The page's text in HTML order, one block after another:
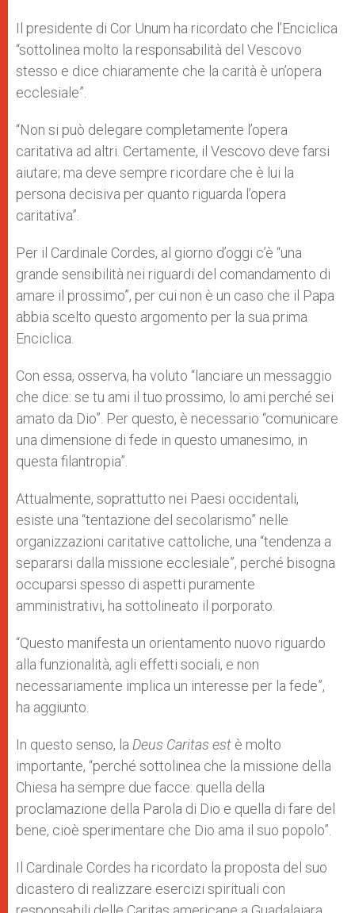
Il presidente di Cor Unum ha ricordato che l’Enciclica
“sottolinea molto la responsabilità del Vescovo
stesso e dice chiaramente che la carità è un’opera
ecclesiale”.
“Non si può delegare completamente l’opera
caritativa ad altri. Certamente, il Vescovo deve farsi
aiutare; ma deve sempre ricordare che è lui la
persona decisiva per quanto riguarda l’opera
caritativa”.
Per il Cardinale Cordes, al giorno d’oggi c’è “una
grande sensibilità nei riguardi del comandamento di
amare il prossimo”, per cui non è un caso che il Papa
abbia scelto questo argomento per la sua prima
Enciclica.
Con essa, osserva, ha voluto “lanciare un messaggio
che dice: se tu ami il tuo prossimo, lo ami perché sei
amato da Dio”. Per questo, è necessario “comunicare
una dimensione di fede in questo umanesimo, in
questa filantropia”.
Attualmente, soprattutto nei Paesi occidentali,
esiste una “tentazione del secolarismo” nelle
organizzazioni caritative cattoliche, una “tendenza a
separarsi dalla missione ecclesiale”, perché bisogna
occuparsi spesso di aspetti puramente
amministrativi, ha sottolineato il porporato.
“Questo manifesta un orientamento nuovo riguardo
alla funzionalità, agli effetti sociali, e non
necessariamente implica un interesse per la fede”,
ha aggiunto.
In questo senso, la Deus Caritas est è molto
importante, “perché sottolinea che la missione della
Chiesa ha sempre due facce: quella della
proclamazione della Parola di Dio e quella di fare del
bene, cioè sperimentare che Dio ama il suo popolo”.
Il Cardinale Cordes ha ricordato la proposta del suo
dicastero di realizzare esercizi spirituali con